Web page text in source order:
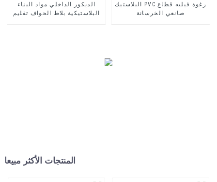
الديكور الداخلي مواد البناء
البلاستيكية بلاط الحواف تقليم
البلاستيك PVC رغوة فيليه قطاع
صانعي الخرسانة
المنتجات الأكثر مبيعا